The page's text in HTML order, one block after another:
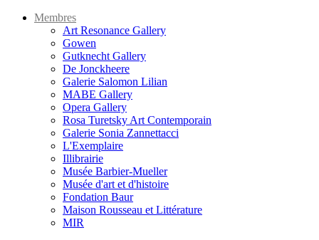
Membres
Art Resonance Gallery
Gowen
Gutknecht Gallery
De Jonckheere
Galerie Salomon Lilian
MABE Gallery
Opera Gallery
Rosa Turetsky Art Contemporain
Galerie Sonia Zannettacci
L'Exemplaire
Illibrairie
Musée Barbier-Mueller
Musée d'art et d'histoire
Fondation Baur
Maison Rousseau et Littérature
MIR